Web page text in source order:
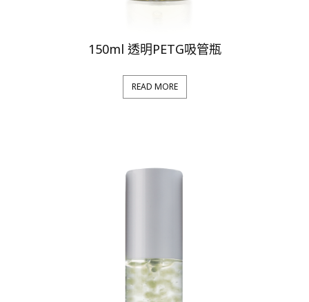
150ml 透明PETG吸管瓶
READ MORE